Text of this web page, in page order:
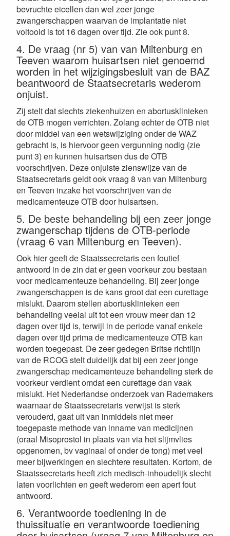
bevruchte eicellen dan wel zeer jonge
zwangerschappen waarvan de implantatie niet
voltooid is tot 16 dagen over tijd. Zie ook punt 8.
4. De vraag (nr 5) van van Miltenburg en
Teeven waarom huisartsen niet genoemd
worden in het wijzigingsbesluit van de BAZ
beantwoord de Staatsecretaris wederom
onjuist.
Zij stelt dat slechts ziekenhuizen en abortusklinieken
de OTB mogen verrichten. Zolang echter de OTB niet
door middel van een wetswijziging onder de WAZ
gebracht is, is hiervoor geen vergunning nodig (zie
punt 3) en kunnen huisartsen dus de OTB
voorschrijven. Deze onjuiste zienswijze van de
Staatsecretaris geldt ook vraag 8 van van Miltenburg
en Teeven inzake het voorschrijven van de
medicamenteuze OTB door huisartsen.
5. De beste behandeling bij een zeer jonge
zwangerschap tijdens de OTB-periode
(vraag 6 van Miltenburg en Teeven).
Ook hier geeft de Staatssecretaris een foutief
antwoord in de zin dat er geen voorkeur zou bestaan
voor medicamenteuze behandeling. Bij zeer jonge
zwangerschappen is de kans groot dat een curettage
mislukt. Daarom stellen abortusklinieken een
behandeling veelal uit tot een vrouw meer dan 12
dagen over tijd is, terwijl in de periode vanaf enkele
dagen over tijd prima de medicamenteuze OTB kan
worden toegepast. De zeer gedegen Britse richtlijn
van de RCOG stelt duidelijk dat bij een zeer jonge
zwangerschap medicamenteuze behandeling sterk de
voorkeur verdient omdat een curettage dan vaak
mislukt. Het Nederlandse onderzoek van Rademakers
waarnaar de Staatssecretaris verwijst is sterk
verouderd, gaat uit van inmiddels niet meer
toegepaste methode van inname van medicijnen
(oraal Misoprostol in plaats van via het slijmvlies
opgenomen, bv vaginaal of onder de tong) met veel
meer bijwerkingen en slechtere resultaten. Kortom, de
Staatssecretaris heeft zich medisch-inhoudelijk slecht
laten voorlichten en geeft wederom een apert fout
antwoord.
6. Verantwoorde toediening in de
thuissituatie en verantwoorde toediening